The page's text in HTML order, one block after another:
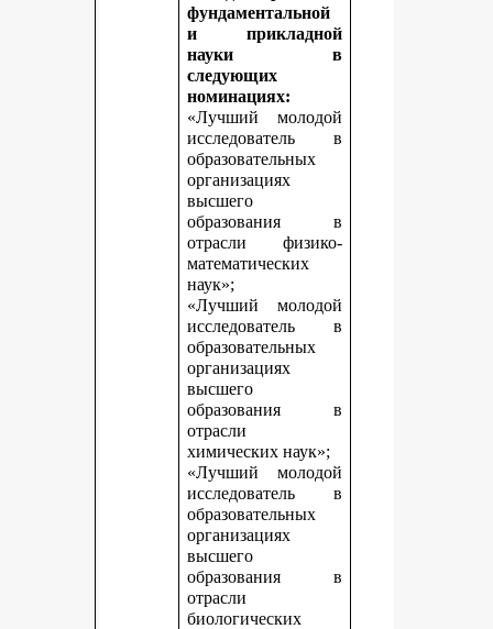
фундаментальной
и прикладной
науки в
следующих
номинациях:
«Лучший молодой
исследователь в
образовательных
организациях
высшего
образования в
отрасли физико-
математических
наук»;
«Лучший молодой
исследователь в
образовательных
организациях
высшего
образования в
отрасли
химических наук»;
«Лучший молодой
исследователь в
образовательных
организациях
высшего
образования в
отрасли
биологических